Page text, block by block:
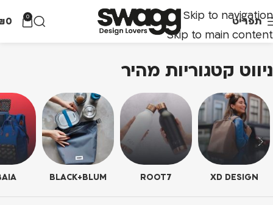
Skip to navigation
Skip to main content
תפריט 0
0
ניווט קטגוריות מהיר
XD DESIGN
ROOT7
BLACK+BLUM